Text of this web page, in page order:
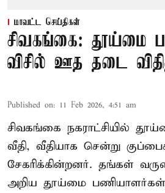
மாவட்ட செய்திகள்
சிவகங்கை: தூய்மை
விசில் ஊத தடை
Published on: 11 Feb 2026, 4:51 am
சிவகங்கை நகராட்சியில்
வீதி, வீதியாக சென்று
சேகரிக்கின்றனர். தங்கள்
அறிய தூய்மை பணியாளர்கள்